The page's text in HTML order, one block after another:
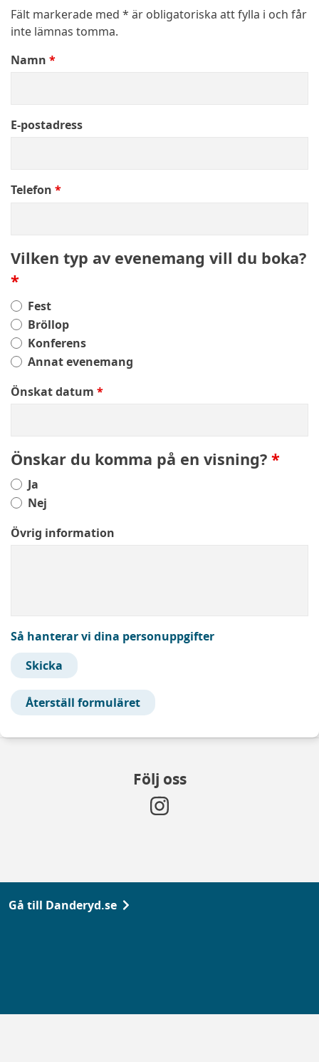
Fält markerade med * är obligatoriska att fylla i och får
inte lämnas tomma.
Namn
E-postadress
Telefon
Vilken typ av evenemang vill du boka?
Fest
Bröllop
Konferens
Annat evenemang
Önskat datum
Önskar du komma på en visning?
Ja
Nej
Övrig information
Så hanterar vi dina personuppgifter
Skicka
Följ oss
Gå till Danderyd.se